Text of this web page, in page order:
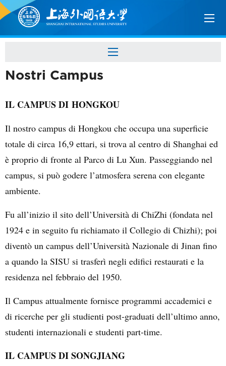
Nostri Campus
IL CAMPUS DI HONGKOU
Il nostro campus di Hongkou che occupa una superficie
totale di circa 16,9 ettari, si trova al centro di Shanghai ed
è proprio di fronte al Parco di Lu Xun. Passeggiando nel
campus, si può godere l’atmosfera serena con elegante
ambiente.
Fu all’inizio il sito dell’Università di ChiZhi (fondata nel
1924 e in seguito fu richiamato il Collegio di Chizhi); poi
diventò un campus dell’Università Nazionale di Jinan fino
a quando la SISU si trasferì negli edifici restaurati e la
residenza nel febbraio del 1950.
Il Campus attualmente fornisce programmi accademici e
di ricerche per gli studienti post-graduati dell’ultimo anno,
studenti internazionali e studenti part-time.
IL CAMPUS DI SONGJIANG